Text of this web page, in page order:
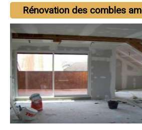
Rénovation des combles